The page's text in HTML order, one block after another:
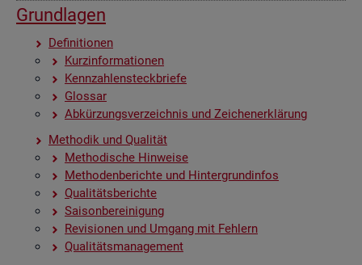
Grund­la­gen
De­fi­ni­tio­nen
Kurz­in­for­ma­tio­nen
Kenn­zah­len­steck­brie­fe
Glos­sar
Ab­kür­zungs­ver­zeich­nis und Zei­chen­er­klä­rung
Me­tho­dik und Qua­li­tät
Me­tho­di­sche Hin­wei­se
Me­tho­den­be­rich­te und Hin­ter­grund­in­fos
Qua­li­täts­be­rich­te
Sai­son­be­rei­ni­gung
Re­vi­sio­nen und Um­gang mit Feh­lern
Qua­li­täts­ma­nage­ment